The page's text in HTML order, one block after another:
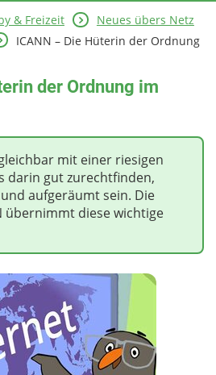
& Freizeit
Neues übers Netz
ICANN – Die Hüterin der Ordnung
der Ordnung im
mit einer riesigen
darin gut zurechtfinden,
aufgeräumt sein. Die
übernimmt diese wichtige